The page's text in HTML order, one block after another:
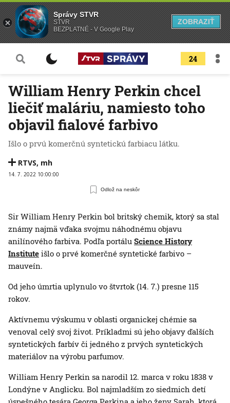
24
William Henry Perkin chcel
liečiť maláriu, namiesto toho
objavil fialové farbivo
Išlo o prvú komerčnú syntetickú farbiacu látku.
RTVS, mh
14. 7. 2022 10:00:00
Odlož na neskôr
Sir William Henry Perkin bol britský chemik, ktorý sa stal
známy najmä vďaka svojmu náhodnému objavu
anilínového farbiva. Podľa portálu Science History
Institute išlo o prvé komerčné syntetické farbivo –
mauveín.
Od jeho úmrtia uplynulo vo štvrtok (14. 7.) presne 115
rokov.
Aktívnemu výskumu v oblasti organickej chémie sa
venoval celý svoj život. Príkladmi sú jeho objavy ďalších
syntetických farbív či jedného z prvých syntetických
materiálov na výrobu parfumov.
William Henry Perkin sa narodil 12. marca v roku 1838 v
Londýne v Anglicku. Bol najmladším zo siedmich detí
Správy STVR
STVR
BEZPLATNÉ - V Google Play
ZOBRAZIŤ